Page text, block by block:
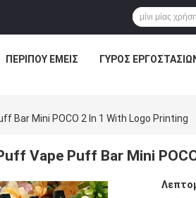
ΠΕΡΊΠΟΥ ΕΜΕΊΣ ΓΎΡΟΣ
Bar Mini POCO 2 In 1 With Logo Printing
Vape Puff Bar Mini